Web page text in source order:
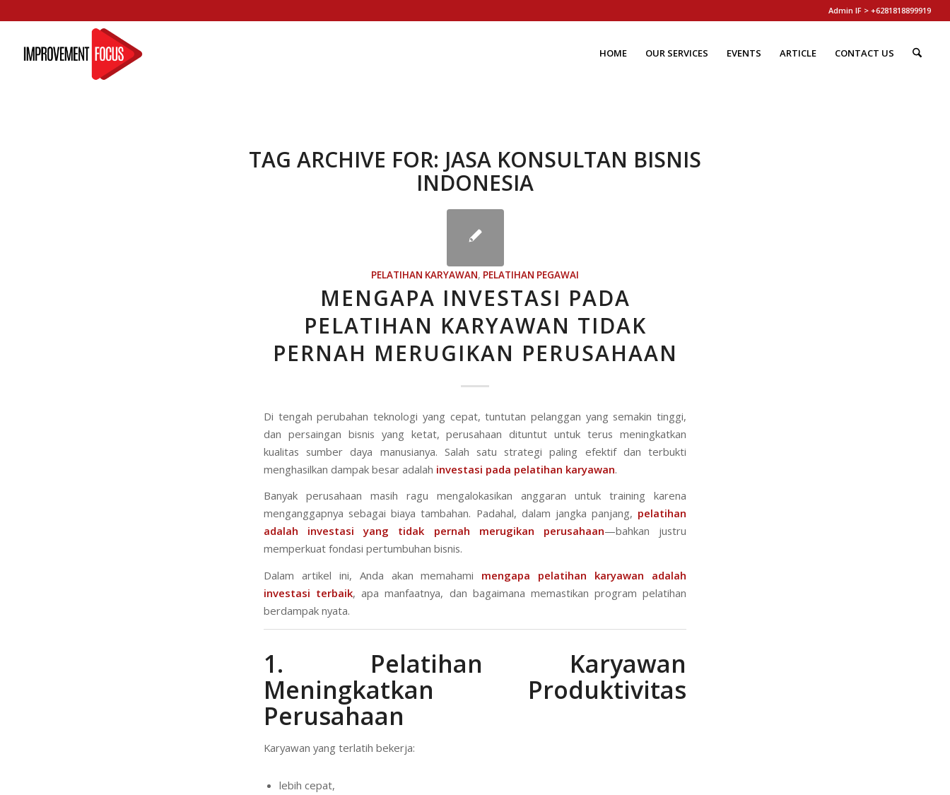
Admin IF > +6281818899919
HOME OUR SERVICES EVENTS ARTICLE CONTACT US
TAG ARCHIVE FOR: JASA KONSULTAN BISNIS
INDONESIA
PELATIHAN KARYAWAN, PELATIHAN PEGAWAI
MENGAPA INVESTASI PADA
PELATIHAN KARYAWAN TIDAK
PERNAH MERUGIKAN PERUSAHAAN
Di tengah perubahan teknologi yang cepat, tuntutan pelanggan yang semakin tinggi,
dan persaingan bisnis yang ketat, perusahaan dituntut untuk terus meningkatkan
kualitas sumber daya manusianya. Salah satu strategi paling efektif dan terbukti
menghasilkan dampak besar adalah investasi pada pelatihan karyawan.
Banyak perusahaan masih ragu mengalokasikan anggaran untuk training karena
menganggapnya sebagai biaya tambahan. Padahal, dalam jangka panjang, pelatihan
adalah investasi yang tidak pernah merugikan perusahaan—bahkan justru
memperkuat fondasi pertumbuhan bisnis.
Dalam artikel ini, Anda akan memahami mengapa pelatihan karyawan adalah
investasi terbaik, apa manfaatnya, dan bagaimana memastikan program pelatihan
berdampak nyata.
1. Pelatihan Karyawan
Meningkatkan Produktivitas
Perusahaan
Karyawan yang terlatih bekerja:
lebih cepat,